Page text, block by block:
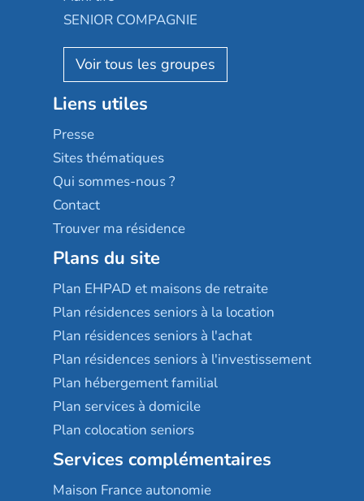
Appartseniors
Reseda
Stella management
Les villages d'or
Sérénys
Résidences services Villa Médicis
Almage
Résidalya
Groupe aplus
SENIOR COMPAGNIE
AGE D'OR Services
Liens utiles
Presse
Sites thématiques
Qui sommes-nous ?
Contact
Trouver ma résidence
Plans du site
Plan EHPAD et maisons de retraite
Plan résidences seniors à la location
Plan résidences seniors à l'achat
Plan résidences seniors à l'investissement
Plan hébergement familial
Plan services à domicile
Plan colocation seniors
Services complémentaires
Maison France autonomie